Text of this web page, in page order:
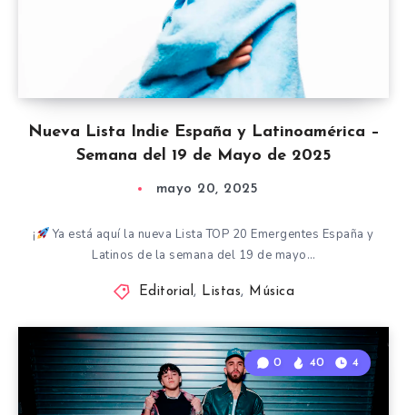
Nueva Lista Indie España y Latinoamérica –
Semana del 19 de Mayo de 2025
mayo 20, 2025
¡
Ya está aquí la nueva Lista TOP 20 Emergentes España y
Latinos de la semana del 19 de mayo…
Editorial, Listas, Música
0 40 4